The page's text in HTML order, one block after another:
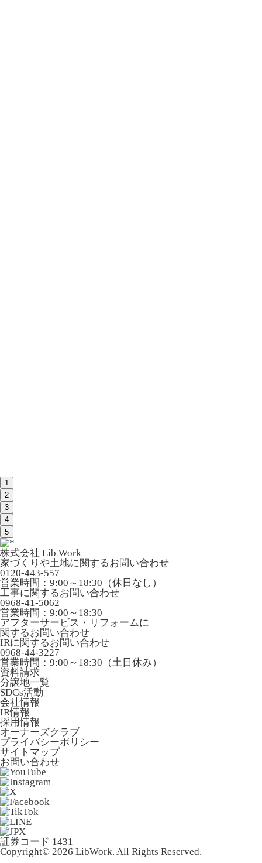
1
2
3
4
5
株式会社 Lib Work
家づくりや土地に関するお問い合わせ
0120-443-557
営業時間：9:00～18:30（休日なし）
工事に関するお問い合わせ
0968-41-5062
営業時間：9:00～18:30
アフターサービス・リフォームに
関するお問い合わせ
IRに関するお問い合わせ
0968-44-3227
営業時間：9:00～18:30（土日休み）
資料請求
分譲地一覧
SDGs活動
会社情報
IR情報
採用情報
オーナーズクラブ
プライバシーポリシー
サイトマップ
お問い合わせ
証券コード 1431
Copyright© 2026 LibWork. All Rights Reserved.